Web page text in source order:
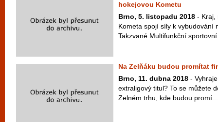
hokejovou Kometu
Brno, 5. listopadu 2018 - Kraj,
Kometa spojí síly k vybudování
Takzvané Multifunkční
Na Zelňáku budou promítat
Brno, 11. dubna 2018 -
extraligový titul? To se můžete
Zelném trhu, kde budou promí...